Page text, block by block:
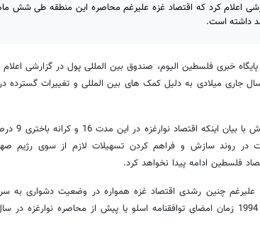
اعلام کرد که اقتصاد غزه علیرغم محاصره این منطقه طی شش
خبری فلسطین الیوم، صندوق بین المللی پول در گزارشی
میلادی به دلیل کمک های بین المللی و تغییرات گسترده
"اسامه کنعان" تهیه
در روند سازش و فراهم کردن تسهیلات لازم از سوی رژیم
فلسطین ادامه پیدا نخواهد کرد.
چنین رشدی اقتصاد غزه همواره در وضعیت دشواری به